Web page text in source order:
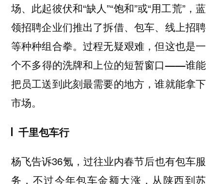
场、此起彼伏和“缺人”“饱和”或“用工荒”，蓝
领招聘企业们推出了拆借、包车、线上招聘
等种种组合拳。过程无疑艰难，但这也是一
个不多得的洗牌和上位的短暂窗口——谁能
把员工送到此刻最需要的地方，谁就能拿下
市场。
千里包车行
杨飞告诉36氪，过往业内春节后也有包车服
务，不过今年包车金额大涨，从陕西到苏